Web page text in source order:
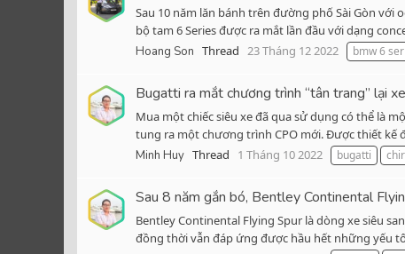
Sau 10 năm lăn bánh trên đường phố Sài Gòn với
bộ tam 6 Series được ra mắt lần đầu với dạng
Hoang Son Thread 23 Tháng 12 2022 bmw 6
Bugatti ra mắt chương trình “tân trang” lại
Mua một chiếc siêu xe đã qua sử dụng có thể là
tung ra một chương trình CPO mới. Được thiết kế
Minh Huy Thread 1 Tháng 10 2022 bugatti
Sau 8 năm gắn bó, Bentley Continental
Bentley Continental Flying Spur là dòng xe siêu
đồng thời vẫn đáp ứng được hầu hết những yếu tố